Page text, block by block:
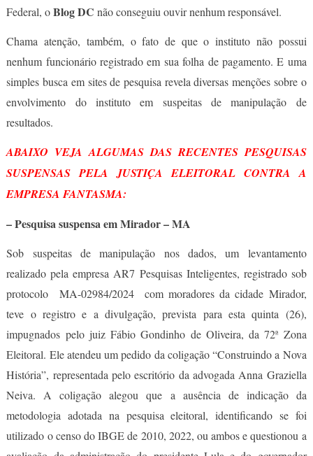
Federal, oBlog DC não conseguiu ouvir nenhum responsável.
Chama atenção, também, o fato de que o instituto não possui
nenhum funcionário registrado em sua folha de pagamento. E uma
simples busca em sites de pesquisa revela diversas menções sobre o
envolvimento do instituto em suspeitas de manipulação de
resultados.
ABAIXO VEJA ALGUMAS DAS RECENTES PESQUISAS
SUSPENSAS PELA JUSTIÇA ELEITORAL CONTRA A
EMPRESA FANTASMA:
– Pesquisa suspensa em Mirador – MA
Sob suspeitas de manipulação nos dados, um levantamento
realizado pela empresa AR7 Pesquisas Inteligentes, registrado sob
protocolo MA-02984/2024 com moradores da cidade Mirador,
teve o registro e a divulgação, prevista para esta quinta (26),
impugnados pelo juiz Fábio Gondinho de Oliveira, da 72ª Zona
Eleitoral. Ele atendeu um pedido da coligação “Construindo a Nova
História”, representada pelo escritório da advogada Anna Graziella
Neiva. A coligação alegou que a ausência de indicação da
metodologia adotada na pesquisa eleitoral, identificando se foi
utilizado o censo do IBGE de 2010, 2022, ou ambos e questionou a